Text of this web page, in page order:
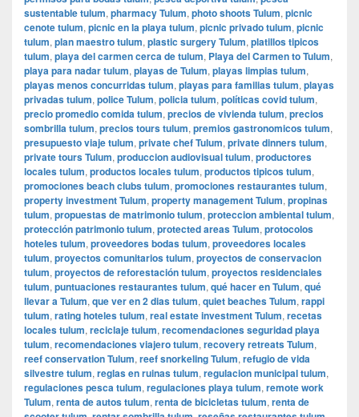
sustentable tulum, pharmacy Tulum, photo shoots Tulum, picnic
cenote tulum, picnic en la playa tulum, picnic privado tulum, picnic
tulum, plan maestro tulum, plastic surgery Tulum, platillos tipicos
tulum, playa del carmen cerca de tulum, Playa del Carmen to Tulum,
playa para nadar tulum, playas de Tulum, playas limpias tulum,
playas menos concurridas tulum, playas para familias tulum, playas
privadas tulum, police Tulum, policia tulum, políticas covid tulum,
precio promedio comida tulum, precios de vivienda tulum, precios
sombrilla tulum, precios tours tulum, premios gastronomicos tulum,
presupuesto viaje tulum, private chef Tulum, private dinners tulum,
private tours Tulum, produccion audiovisual tulum, productores
locales tulum, productos locales tulum, productos tipicos tulum,
promociones beach clubs tulum, promociones restaurantes tulum,
property investment Tulum, property management Tulum, propinas
tulum, propuestas de matrimonio tulum, proteccion ambiental tulum,
protección patrimonio tulum, protected areas Tulum, protocolos
hoteles tulum, proveedores bodas tulum, proveedores locales
tulum, proyectos comunitarios tulum, proyectos de conservacion
tulum, proyectos de reforestación tulum, proyectos residenciales
tulum, puntuaciones restaurantes tulum, qué hacer en Tulum, qué
llevar a Tulum, que ver en 2 dias tulum, quiet beaches Tulum, rappi
tulum, rating hoteles tulum, real estate investment Tulum, recetas
locales tulum, reciclaje tulum, recomendaciones seguridad playa
tulum, recomendaciones viajero tulum, recovery retreats Tulum,
reef conservation Tulum, reef snorkeling Tulum, refugio de vida
silvestre tulum, reglas en ruinas tulum, regulacion municipal tulum,
regulaciones pesca tulum, regulaciones playa tulum, remote work
Tulum, renta de autos tulum, renta de bicicletas tulum, renta de